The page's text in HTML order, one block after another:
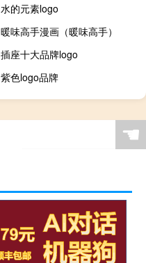
水的元素logo
暖味高手漫画（暖味高手）
插座十大品牌logo
紫色logo品牌
☚